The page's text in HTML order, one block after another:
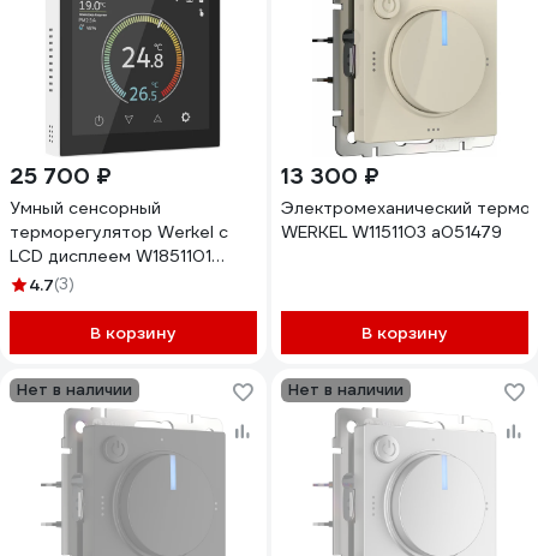
25 700 ₽
Умный сенсорный
терморегулятор Werkel с
LCD дисплеем W1851101
белый a071604
4.7(3)
В корзину
13 300 ₽
Электромеханический
WERKEL W1151103 a051479
В корзину
Нет в наличии Нет в наличии